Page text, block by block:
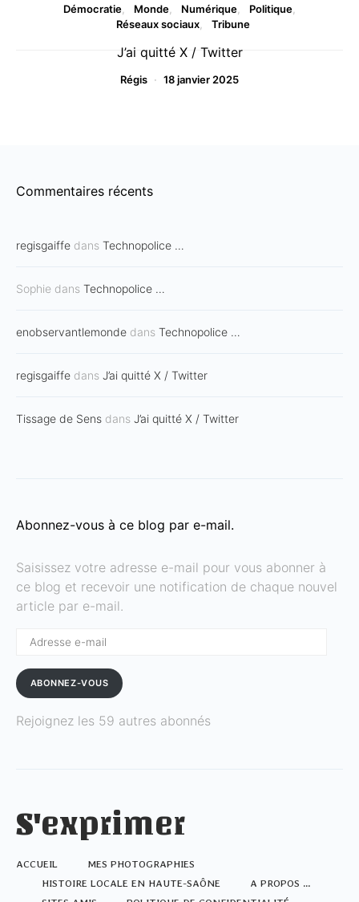
Démocratie Monde Numérique
Politique
Réseaux sociaux
Tribune
J’ai quitté X / Twitter
Régis 18 janvier 2025
Commentaires récents
regisgaiffe dans Technopolice …
Sophie dans Technopolice …
enobservantlemonde dans Technopolice …
regisgaiffe dans J’ai quitté X / Twitter
Tissage de Sens dans J’ai quitté X / Twitter
Abonnez-vous à ce blog par e-mail.
Saisissez votre adresse e-mail pour vous abonner à
ce blog et recevoir une notification de chaque nouvel
article par e-mail.
ABONNEZ-VOUS
Rejoignez les 59 autres abonnés
S'exprimer
ACCUEIL
MES PHOTOGRAPHIES
HISTOIRE LOCALE EN HAUTE-SAÔNE
A PROPOS …